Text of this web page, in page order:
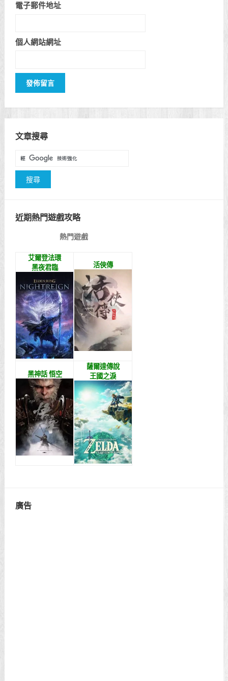
電子郵件地址
個人網站網址
文章搜尋
近期熱門遊戲攻略
熱門遊戲
艾爾登法環
黑夜君臨
活俠傳
黑神話 悟空
薩爾達傳說
王國之淚
廣告